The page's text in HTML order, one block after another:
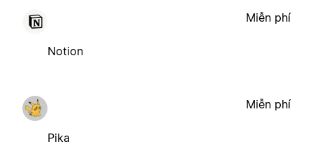
Notion
Miễn phí
Pika
Miễn phí